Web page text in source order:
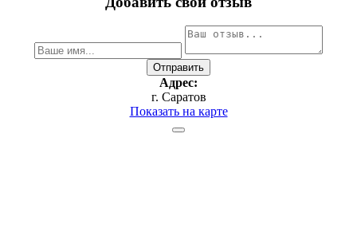
Адрес:
г. Саратов
Показать на карте